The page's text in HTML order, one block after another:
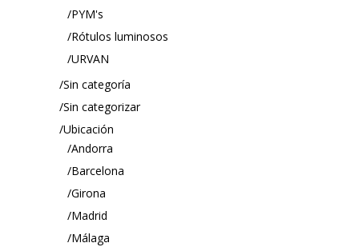
PYM's
Rótulos luminosos
URVAN
Sin categoría
Sin categorizar
Ubicación
Andorra
Barcelona
Girona
Madrid
Málaga